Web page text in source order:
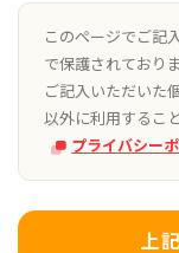
このページでご記
で保護されておりま
ご記入いただいた
以外に利用するこ
プライバシー
上